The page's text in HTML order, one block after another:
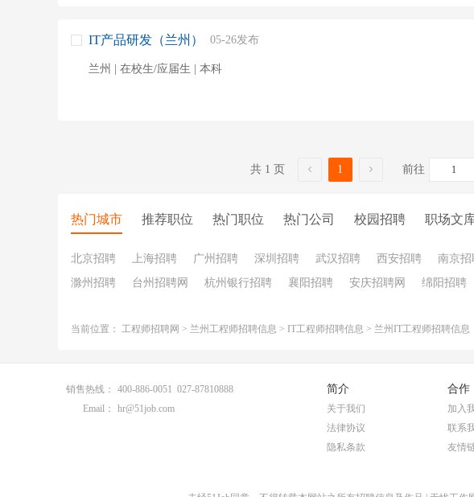
IT产品研发（兰州） 05-26发布
兰州 | 在校生/应届生 | 本科
共 1 页 1 前往
热门城市 推荐职位 热门职位 热门公司 校园招聘 职场文
北京招聘 上海招聘 广州招聘 深圳招聘 武汉招聘 西安招聘 南京招
滁州招聘
台州招聘网 杭州银行招聘 襄阳招聘 安庆招聘网 绵阳招聘
当前位置： 工程师招聘网 > 兰州工程师招聘信息 > IT工程师招聘信息 > 兰州IT工程师招聘信息
销售热线：
400-886-0051 027-87810888
Email：
hr@51job.com
简介
关于我们
法律协议
隐私条款
合作
加入
联系
友情